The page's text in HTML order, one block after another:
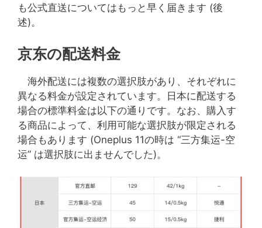
も公式直送についてはもっと早く届きます (後
述)。
京东の配送料金
海外配送には複数の選択肢があり、それぞれに
異なる料金が設定されています。日本に配送する
場合の標準料金は以下の通りです。なお、購入す
る商品によって、利用可能な選択肢が限定される
場合もあります (Oneplus 11の時は “三方集运-空
运” は選択肢に出ませんでした)。